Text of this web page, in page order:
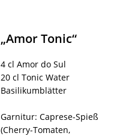
„Amor Tonic“
4 cl Amor do Sul
20 cl Tonic Water
Basilikumblätter
Garnitur: Caprese-Spieß
(Cherry-Tomaten,